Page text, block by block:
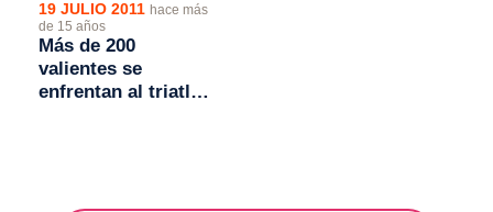
19 JULIO 2011 hace más
de 15 años
Más de 200
valientes se
enfrentan al triatlón